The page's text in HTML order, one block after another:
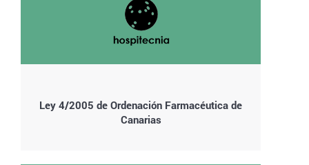
Ley 4/2005 de Ordenación Farmacéutica de
Canarias